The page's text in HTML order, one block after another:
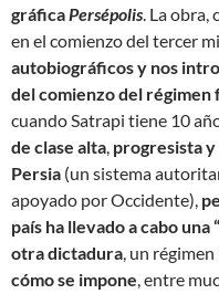
gráficaPersépolis. La obra,
en el comienzo del tercer
autobiográficos y nos
del comienzo del régimen
cuando Satrapi tiene 10
de clase alta, progresista y
Persia (un sistema
apoyado por Occidente),
país ha llevado a cabo
otra dictadura, un
cómo se impone, entre